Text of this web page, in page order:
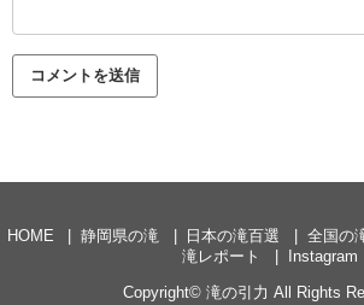
HOME 静岡県の滝 日本の滝百選 全国の
滝レポート
Instagram
Copyright© 滝の引力 All Rights